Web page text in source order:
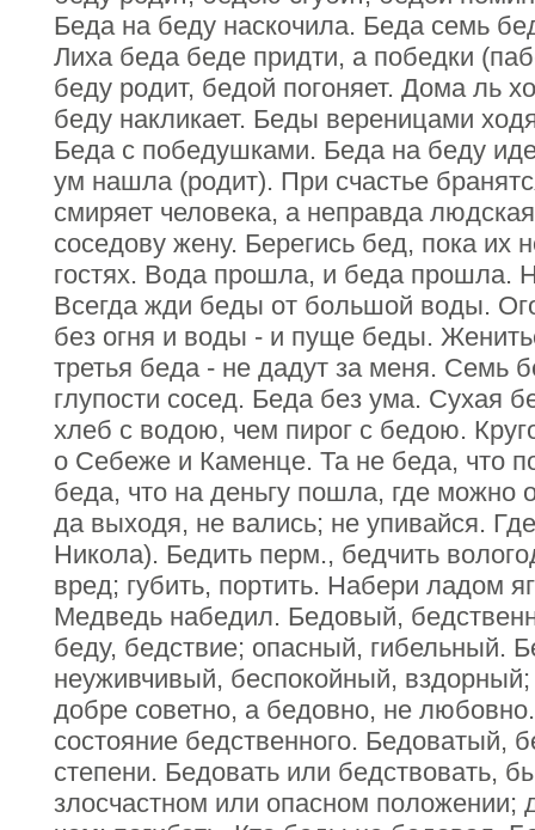
Беда на беду наскочила. Беда семь
Лиха беда беде придти, а победки
беду родит, бедой погоняет. Дома ль
беду накликает. Беды вереницами
Беда с победушками. Беда на беду
ум нашла (родит). При счастье
смиряет человека, а неправда
соседову жену. Берегись бед, пока их
гостях. Вода прошла, и беда прошла.
Всегда жди беды от большой воды.
без огня и воды - и пуще беды.
третья беда - не дадут за меня. Семь
глупости сосед. Беда без ума. Сухая
хлеб с водою, чем пирог с бедою.
о Себеже и Каменце. Та не беда, что
беда, что на деньгу пошла, где можно
да выходя, не вались; не упивайся.
Никола). Бедить перм., бедчить
вред; губить, портить. Набери ладом
Медведь набедил. Бедовый,
беду, бедствие; опасный, гибельный.
неуживчивый, беспокойный,
добре советно, а бедовно, не
состояние бедственного. Бедоватый,
степени. Бедовать или бедствовать,
злосчастном или опасном положении;